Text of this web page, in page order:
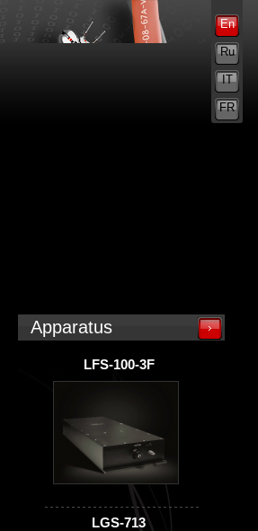
En
Ru
IT
FR
Apparatus
LFS-100-3F
LGS-713